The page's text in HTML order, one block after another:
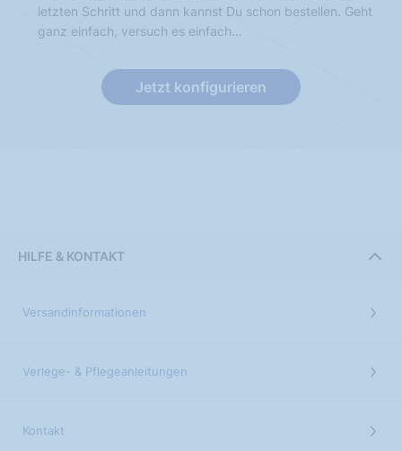
letzten Schritt und dann kannst Du schon bestellen. Geht
ganz einfach, versuch es einfach…
Jetzt konfigurieren
HILFE & KONTAKT
Versandinformationen
Verlege- & Pflegeanleitungen
Kontakt